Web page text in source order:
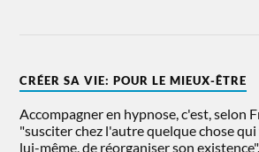
CRÉER SA VIE: POUR LE MIEUX-ÊTRE
Accompagner en hypnose, c'est, selon
"susciter chez l'autre quelque chose
lui-même, de réorganiser son